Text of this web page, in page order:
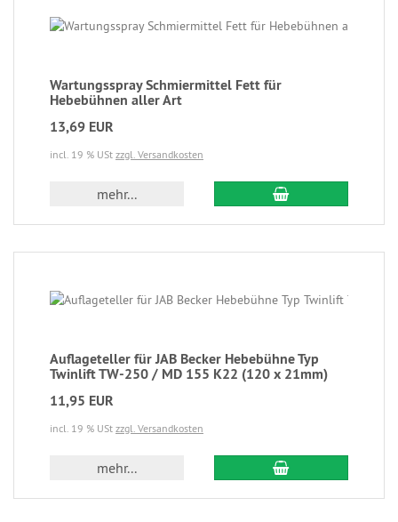
Wartungsspray Schmiermittel Fett für
Hebebühnen aller Art
13,69 EUR
incl. 19 % USt zzgl. Versandkosten
mehr...
Auflageteller für JAB Becker Hebebühne Typ
Twinlift TW-250 / MD 155 K22 (120 x 21mm)
11,95 EUR
incl. 19 % USt zzgl. Versandkosten
mehr...